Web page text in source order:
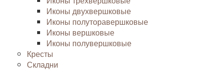
Иконы двухвершковые
Иконы полуторавершковые
Иконы вершковые
Иконы полувершковые
Кресты
Складни